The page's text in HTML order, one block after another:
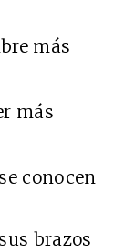
más
más
conocen
brazos